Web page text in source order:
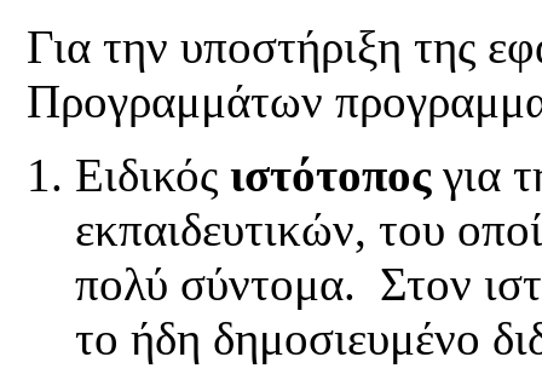
Για την υποστήριξη της
Προγραμμάτων
Ειδικόςιστότοποςγια
εκπαιδευτικών, του
πολύ σύντομα. Στον
το ήδη δημοσιευμένο